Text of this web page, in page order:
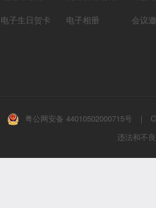
电子生日贺卡
电子相册 会议
粤公网安备 44010502000715号 |
违法和不